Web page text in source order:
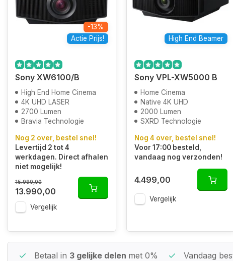
-13%
Actie Prijs!
Sony XW6100/B
High End Home Cinema
4K UHD LASER
2700 Lumen
Bravia Technologie
Nog 2 over, bestel snel!
Levertijd 2 tot 4
werkdagen. Direct afhalen
niet mogelijk!
15.990,00
13.990,00
Vergelijk
High End Beamer
Sony VPL-XW5000 B
Home Cinema
Native 4K UHD
2000 Lumen
SXRD Technologie
Nog 4 over, bestel snel!
Voor 17:00 besteld,
vandaag nog verzonden!
4.499,00
Vergelijk
Betaal in 3 gelijke delen met 0%
Vandaag